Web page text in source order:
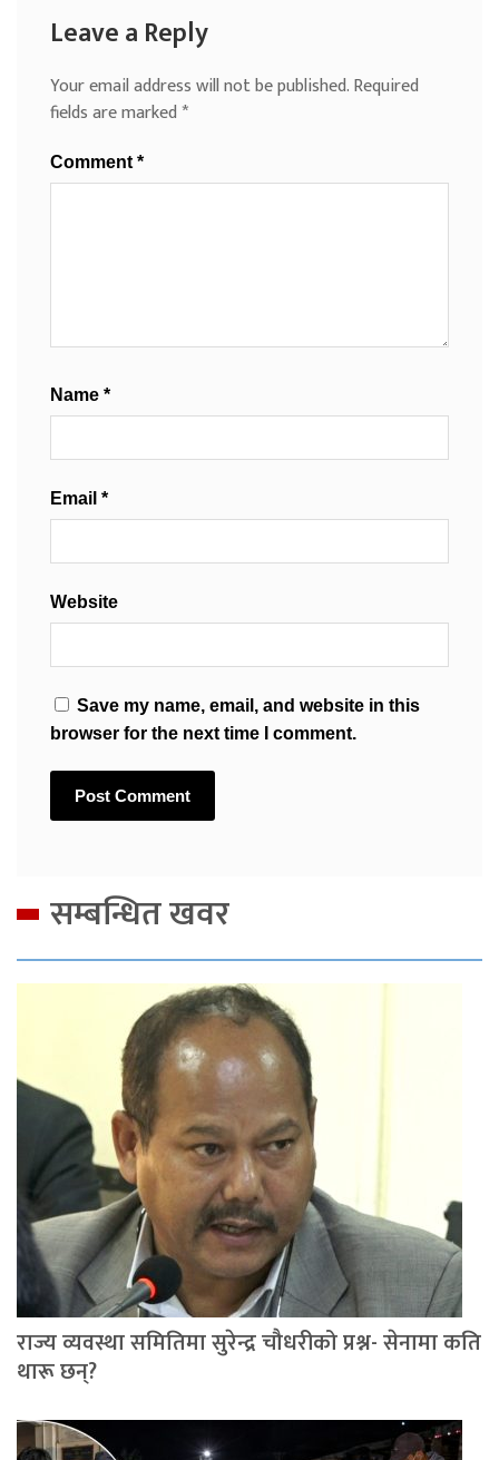
Leave a Reply
Your email address will not be published.Required
fields are marked*
Comment *
Name *
Email *
Website
Save my name, email, and website in this
browser for the next time I comment.
सम्बन्धित खवर
राज्य व्यवस्था समितिमा सुरेन्द्र चौधरीको प्रश्न- सेनामा कति
थारू छन्?